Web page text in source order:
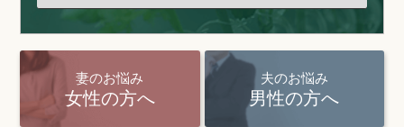
妻のお悩み
女性の方へ
夫のお悩み
男性の方へ